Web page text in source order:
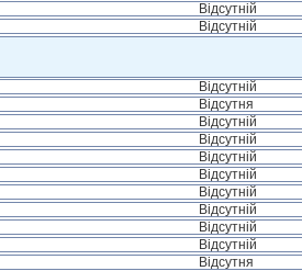
Відсутній
Відсутній
Відсутній
Відсутня
Відсутній
Відсутній
Відсутній
Відсутній
Відсутній
Відсутній
Відсутній
Відсутній
Відсутня